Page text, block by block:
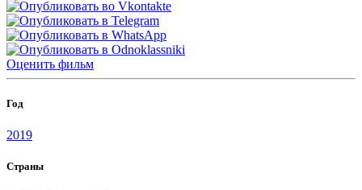
Оценить фильм
Год
2019
Страны